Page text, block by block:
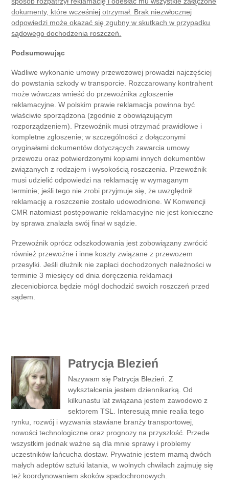
dokumenty, które wcześniej otrzymał. Brak niezwłocznej
odpowiedzi może okazać się zgubny w skutkach w przypadku
sądowego dochodzenia roszczeń.
Podsumowując
Wadliwe wykonanie umowy przewozowej prowadzi najczęściej
do powstania szkody w transporcie. Rozczarowany kontrahent
może wówczas wnieść do przewoźnika zgłoszenie
reklamacyjne. W polskim prawie reklamacja powinna być
właściwie sporządzona (zgodnie z obowiązującym
rozporządzeniem). Przewoźnik musi otrzymać prawidłowe i
kompletne zgłoszenie; w szczególności z dołączonymi
oryginałami dokumentów dotyczących zawarcia umowy
przewozu oraz potwierdzonymi kopiami innych dokumentów
związanych z rodzajem i wysokością roszczenia. Przewoźnik
musi udzielić odpowiedzi na reklamację w wymaganym
terminie; jeśli tego nie zrobi przyjmuje się, że uwzględnił
reklamację a roszczenie zostało udowodnione. W Konwencji
CMR natomiast postępowanie reklamacyjne nie jest konieczne
by sprawa znalazła swój finał w sądzie.
Przewoźnik oprócz odszkodowania jest zobowiązany zwrócić
również przewoźne i inne koszty związane z przewozem
przesyłki. Jeśli dłużnik nie zapłaci dochodzonych należności w
terminie 3 miesięcy od dnia doręczenia reklamacji
zleceniobiorca będzie mógł dochodzić swoich roszczeń przed
sądem.
Patrycja Blezień
Nazywam się Patrycja Blezień. Z
wykształcenia jestem dziennikarką. Od
kilkunastu lat związana jestem zawodowo z
sektorem TSL. Interesują mnie realia tego
rynku, rozwój i wyzwania stawiane branży transportowej,
nowości technologiczne oraz prognozy na przyszłość. Przede
wszystkim jednak ważne są dla mnie sprawy i problemy
uczestników łańcucha dostaw. Prywatnie jestem mamą dwóch
małych adeptów sztuki latania, w wolnych chwilach zajmuję się
też koordynowaniem skoków spadochronowych.